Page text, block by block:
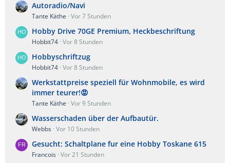
Autoradio/Navi
Tante Käthe Vor 7 Stunden
Hobby Drive 70GE Premium, Heckbeschriftung
Hobbit74 Vor 8 Stunden
Hobbyschriftzug
Hobbit74 Vor 8 Stunden
Werkstattpreise speziell für Wohnmobile, es wird
immer teurer!😡
Tante Käthe Vor 9 Stunden
Wasserschaden über der Aufbautür.
Webbs Vor 10 Stunden
Gesucht: Schaltplane fur eine Hobby Toskane 615
Francois Vor 21 Stunden